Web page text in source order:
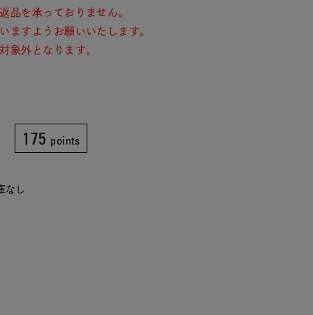
品を承っておりません。
ますようお願いいたします。
象外となります。
175 points
し